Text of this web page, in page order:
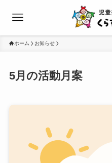
ホーム お知らせ
5月の活動月案